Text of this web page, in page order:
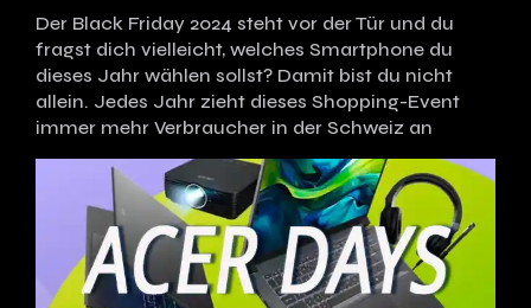
Der Black Friday 2024 steht vor der Tür und du
fragst dich vielleicht, welches Smartphone du
dieses Jahr wählen sollst? Damit bist du nicht
allein. Jedes Jahr zieht dieses Shopping-Event
immer mehr Verbraucher in der Schweiz an